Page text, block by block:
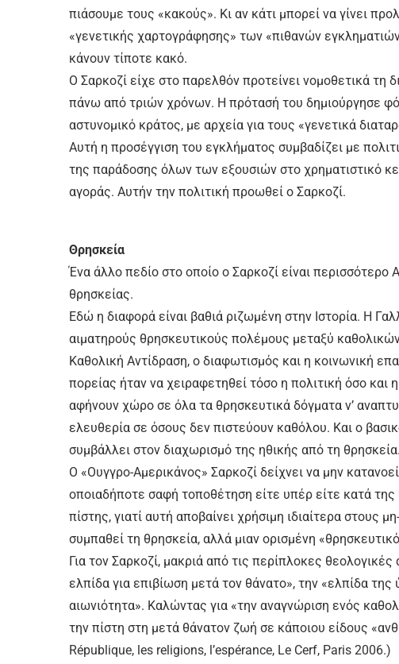
πιάσουμε τους «κακούς». Κι αν κάτι μπορεί να γίνει
«γενετικής χαρτογράφησης» των «πιθανών
κάνουν τίποτε κακό.
Ο Σαρκοζί είχε στο παρελθόν προτείνει νομοθετικά
πάνω από τριών χρόνων. Η πρότασή του δημιούργησε
αστυνομικό κράτος, με αρχεία για τους «γενετικά
Αυτή η προσέγγιση του εγκλήματος συμβαδίζει με
της παράδοσης όλων των εξουσιών στο χρηματιστικό
αγοράς. Αυτήν την πολιτική προωθεί ο Σαρκοζί.
Θρησκεία
Ένα άλλο πεδίο στο οποίο ο Σαρκοζί είναι περισσότερο
θρησκείας.
Εδώ η διαφορά είναι βαθιά ριζωμένη στην Ιστορία. Η
αιματηρούς θρησκευτικούς πολέμους μεταξύ
Καθολική Αντίδραση, ο διαφωτισμός και η κοινωνική
πορείας ήταν να χειραφετηθεί τόσο η πολιτική όσο
αφήνουν χώρο σε όλα τα θρησκευτικά δόγματα ν’
ελευθερία σε όσους δεν πιστεύουν καθόλου. Και ο
συμβάλλει στον διαχωρισμό της ηθικής από τη θρησκεία.
Ο «Ουγγρο-Αμερικάνος» Σαρκοζί δείχνει να μην
οποιαδήποτε σαφή τοποθέτηση είτε υπέρ είτε κατά
πίστης, γιατί αυτή αποβαίνει χρήσιμη ιδιαίτερα στους
συμπαθεί τη θρησκεία, αλλά μιαν ορισμένη
Για τον Σαρκοζί, μακριά από τις περίπλοκες
ελπίδα για επιβίωση μετά τον θάνατο», την «ελπίδα
αιωνιότητα». Καλώντας για «την αναγνώριση ενός
την πίστη στη μετά θάνατον ζωή σε κάποιου είδους
République, les religions, l’espérance, Le Cerf, Paris 2006.)